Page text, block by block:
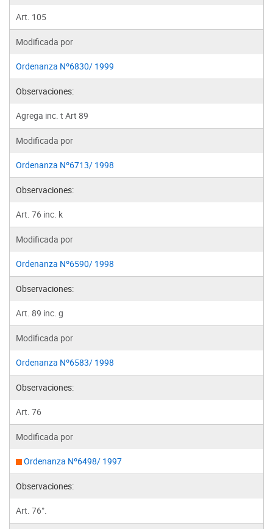
Art. 105
Modificada por
Ordenanza Nº6830/ 1999
Observaciones:
Agrega inc. t Art 89
Modificada por
Ordenanza Nº6713/ 1998
Observaciones:
Art. 76 inc. k
Modificada por
Ordenanza Nº6590/ 1998
Observaciones:
Art. 89 inc. g
Modificada por
Ordenanza Nº6583/ 1998
Observaciones:
Art. 76
Modificada por
Ordenanza Nº6498/ 1997
Observaciones:
Art. 76°.